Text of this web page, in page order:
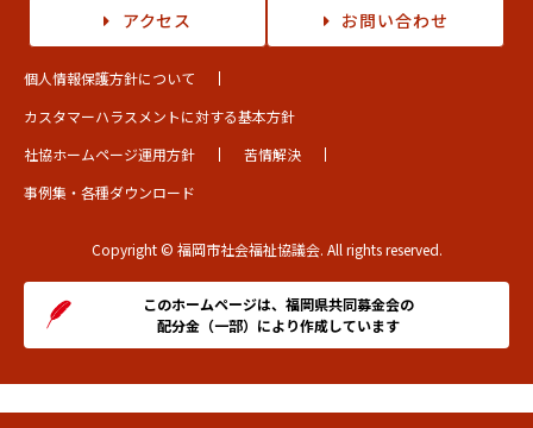
アクセス お問い合わせ
個人情報保護方針について
カスタマーハラスメントに対する基本方針
社協ホームページ運用方針
苦情解決
事例集・各種ダウンロード
Copyright © 福岡市社会福祉協議会. All rights reserved.
このホームページは、福岡県共同募金会の
配分金（一部）により作成しています